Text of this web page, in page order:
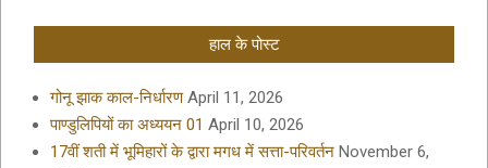
हाल के पोस्ट
गोनू झाक काल-निर्धारण April 11, 2026
पाण्डुलिपियों का अध्ययन 01 April 10, 2026
17वीं शती में भूमिहारों के द्वारा मगध में सत्ता-परिवर्तन November 6,